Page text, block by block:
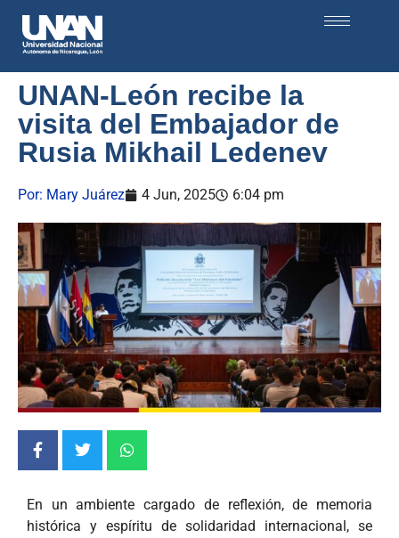
UNAN-León recibe la
visita del Embajador de
Rusia Mikhail Ledenev
Por: Mary Juárez 4 Jun, 2025 6:04 pm
En un ambiente cargado de reflexión, de memoria
histórica y espíritu de solidaridad internacional, se